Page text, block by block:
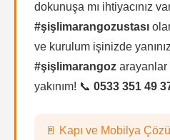
dokunuşa mı ihtiyacınız
#şişlimarangozustası
ve kurulum işinizde
#şişlimarangoz arayanlar
yakınım! 📞 0533 351 49
🚪 Kapı ve Mobilya